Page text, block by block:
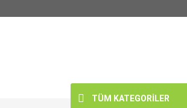
TÜM KATEGORİLER